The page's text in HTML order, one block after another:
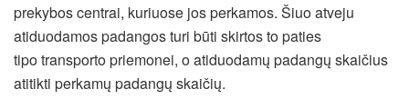
prekybos centrai, kuriuose jos perkamos. Šiuo atveju
atiduodamos padangos turi būti skirtos to paties
tipo transporto priemonei, o atiduodamų padangų skaičius
atitikti perkamų padangų skaičių.